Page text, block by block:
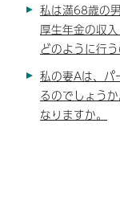
私は満68歳の
厚生年金の収
どのように行う
私の妻Aは、パ
るのでしょう
なりますか。